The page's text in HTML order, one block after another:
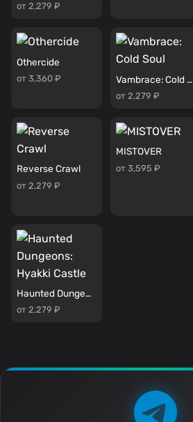
от 2,279 ₽
Othercide
от 3,360 ₽ Vambrace: Cold Soul
от 2,279 ₽
Reverse Crawl
от 2,279 ₽
MISTOVER
от 3,595 ₽
Haunted Dungeons: Hyakki Castle
от 2,279 ₽